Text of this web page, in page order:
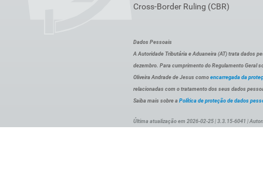
Cross-Border Ruling (CBR)
Dados Pessoais
A Autoridade Tributária e Aduaneira (AT) trata dados
dezembro. Para cumprimento do Regulamento Geral
Oliveira Andrade de Jesus como encarregada da
relacionadas com o tratamento dos seus dados
Saiba mais sobre a Política de proteção de dados
Última atualização em 2026-02-25 | 3.3.15-6041 |